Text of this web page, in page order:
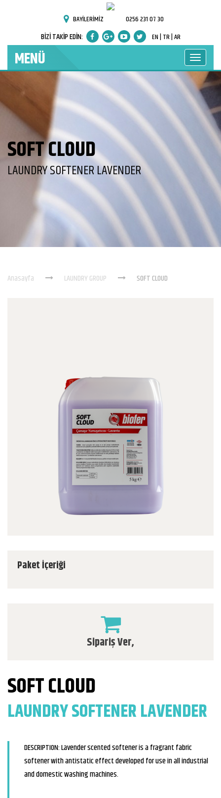
BAYİLERİMİZ 0256 231 07 30
BİZİ TAKİP EDİN: EN | TR |AR
MENÜ
SOFT CLOUD
LAUNDRY SOFTENER LAVENDER
Anasayfa LAUNDRY GROUP SOFT CLOUD
Paket İçeriği
Sipariş Ver,
SOFT CLOUD
LAUNDRY SOFTENER LAVENDER
DESCRIPTION: Lavender scented softener is a fragrant fabric
softener with antistatic effect developed for use in all industrial
and domestic washing machines.